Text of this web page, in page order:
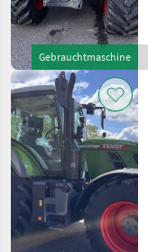
Gebrauchtmaschine